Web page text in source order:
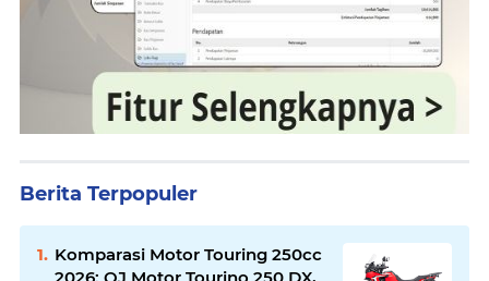
Berita Terpopuler
Komparasi Motor Touring 250cc